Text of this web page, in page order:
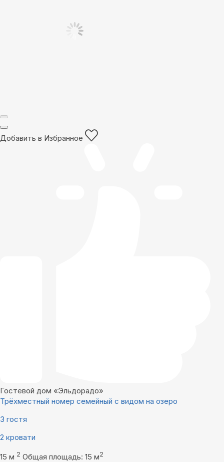
Добавить в Избранное
Гостевой дом «Эльдорадо»
Трёхместный номер семейный с видом на озеро
3 гостя
2 кровати
15 м 2 Общая площадь: 15 м2